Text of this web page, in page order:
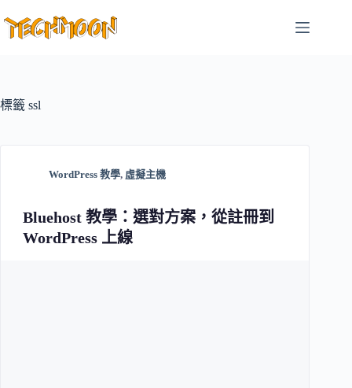
至
容
標籤 ssl
WordPress 教學, 虛擬主機
Bluehost 教學：選對方案，從註冊到
WordPress 上線